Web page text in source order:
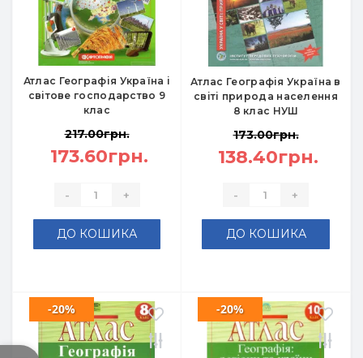
Атлас Географія Україна і
світове господарство 9
клас
217.00грн.
173.60грн.
- +
ДО КОШИКА
Атлас Географія Україна в
світі природа населення
8 клас НУШ
173.00грн.
138.40грн.
- +
ДО КОШИКА
-20% -20%